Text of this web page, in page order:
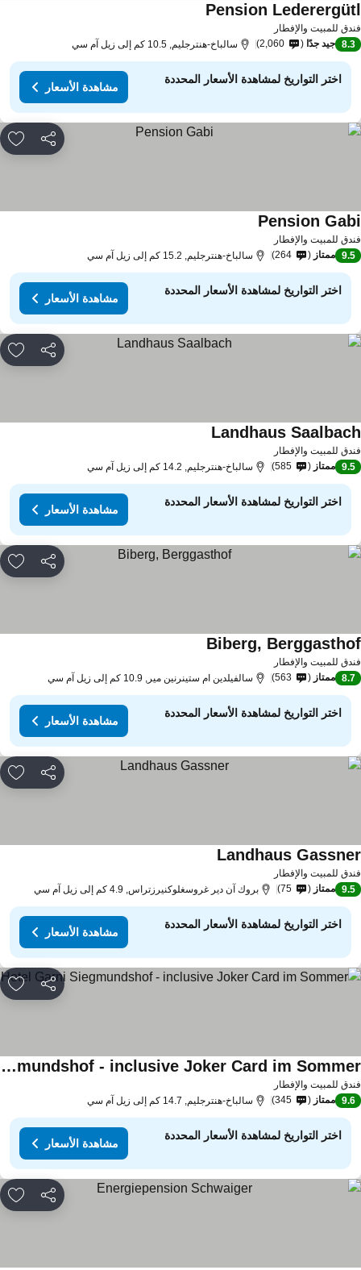
للمبيت والإفطار
Pensionمشاهدة الأسعار
8.3 جيد جدًا 2,060 سالباخ-هنترجليم, 10.5 كم إلى زيل آم سي
اختر التواريخ لمشاهدة الأسعار المحددة
مشاهدة الأسعار
مشاركة
للمبيت والإفطار
Pensionمشاهدة الأسعار
9.5 ممتاز 264 سالباخ-هنترجليم, 15.2 كم إلى زيل آم سي
اختر التواريخ لمشاهدة الأسعار المحددة
مشاهدة الأسعار
مشاركة
للمبيت والإفطار
Landhausمشاهدة الأسعار
9.5 ممتاز 585 سالباخ-هنترجليم, 14.2 كم إلى زيل آم سي
اختر التواريخ لمشاهدة الأسعار المحددة
مشاهدة الأسعار
مشاركة
للمبيت والإفطار
Biberg,مشاهدة الأسعار
8.7 ممتاز 563 سالفيلدين ام ستينرنين مير, 10.9 كم إلى زيل آم سي
اختر التواريخ لمشاهدة الأسعار المحددة
مشاهدة الأسعار
مشاركة
للمبيت والإفطار
Landhausمشاهدة الأسعار
9.5 ممتاز 75 بروك آن دير غروسغلوكنيرزتراس, 4.9 كم إلى زيل آم سي
اختر التواريخ لمشاهدة الأسعار المحددة
مشاهدة الأسعار
مشاركة
للمبيت والإفطار
Hotel Garni Siegmundshof - inclusive Joker Card im Sommer
الأسعار
9.6 ممتاز 345 سالباخ-هنترجليم, 14.7 كم إلى زيل آم سي
اختر التواريخ لمشاهدة الأسعار المحددة
مشاهدة الأسعار
مشاركة